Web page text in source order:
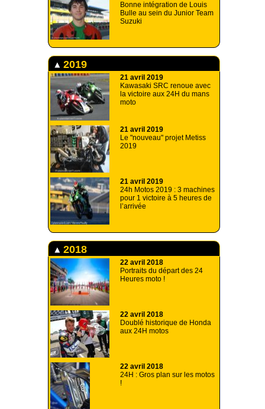
Bonne intégration de Louis
Bulle au sein du Junior Team
Suzuki
2019
21 avril 2019
Kawasaki SRC renoue avec
la victoire aux 24H du mans
moto
21 avril 2019
Le "nouveau" projet Metiss
2019
21 avril 2019
24h Motos 2019 : 3 machines
pour 1 victoire à 5 heures de
l’arrivée
2018
22 avril 2018
Portraits du départ des 24
Heures moto !
22 avril 2018
Doublé historique de Honda
aux 24H motos
22 avril 2018
24H : Gros plan sur les motos
!